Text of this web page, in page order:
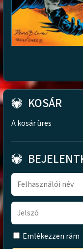
KOSÁR
A kosár üres
Emlékezzen rám